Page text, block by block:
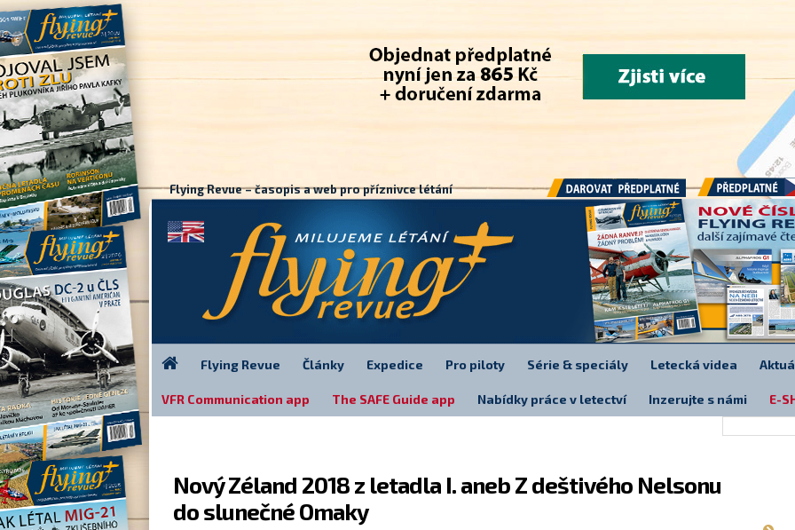
Nový Zéland 2018 z letadla I. aneb Z deštivého Nelsonu
do slunečné Omaky
Flying Revue – časopis a web pro příznivce létání
Darovat předplatné Předplatné
Flying Revue Články Expedice Pro piloty Série & speciály Letecká videa
VFR Communication app The SAFE Guide app Nabídky práce v letectví Inzerujte s námi E-